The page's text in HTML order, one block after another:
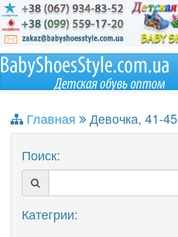
Главная
Девочка, 41-45
Поиск:
Категрии: